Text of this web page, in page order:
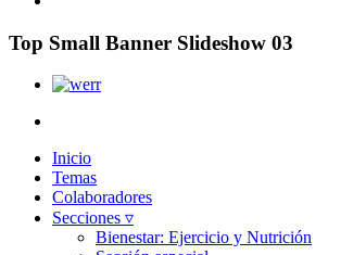
Top Small Banner Slideshow 03
Inicio
Temas
Colaboradores
Secciones ▿
Bienestar: Ejercicio y Nutrición